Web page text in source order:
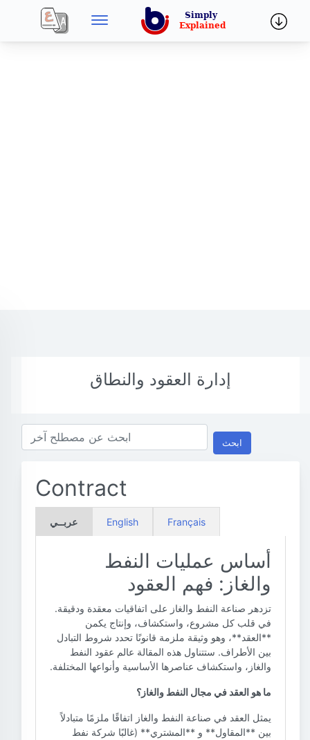
إدارة العقود والنطاق
ابحث
Contract
عربــي English Français
أساس عمليات النفط
والغاز: فهم العقود
تزدهر صناعة النفط والغاز على اتفاقيات معقدة ودقيقة.
في قلب كل مشروع، واستكشاف، وإنتاج يكمن
**العقد**، وهو وثيقة ملزمة قانونًا تحدد شروط التبادل
بين الأطراف. ستتناول هذه المقالة عالم عقود النفط
والغاز، واستكشاف عناصرها الأساسية وأنواعها المختلفة.
ما هو العقد في مجال النفط والغاز؟
يمثل العقد في صناعة النفط والغاز اتفاقًا ملزمًا متبادلاً
بين **المقاول** و **المشتري** (غالبًا شركة نفط